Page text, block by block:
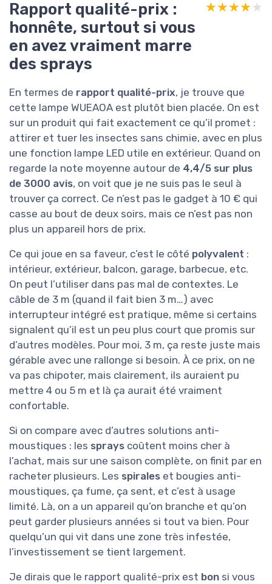
Rapport qualité-prix :
honnête, surtout si vous
en avez vraiment marre
des sprays
★★★★★
★★★★★
En termes de rapport qualité-prix, je trouve que
cette lampe WUEAOA est plutôt bien placée. On est
sur un produit qui fait exactement ce qu’il promet :
attirer et tuer les insectes sans chimie, avec en plus
une fonction lampe LED utile en extérieur. Quand on
regarde la note moyenne autour de 4,4/5 sur plus
de 3000 avis, on voit que je ne suis pas le seul à
trouver ça correct. Ce n’est pas le gadget à 10 € qui
casse au bout de deux soirs, mais ce n’est pas non
plus un appareil hors de prix.
Ce qui joue en sa faveur, c’est le côté polyvalent :
intérieur, extérieur, balcon, garage, barbecue, etc.
On peut l’utiliser dans pas mal de contextes. Le
câble de 3 m (quand il fait bien 3 m…) avec
interrupteur intégré est pratique, même si certains
signalent qu’il est un peu plus court que promis sur
d’autres modèles. Pour moi, 3 m, ça reste juste mais
gérable avec une rallonge si besoin. À ce prix, on ne
va pas chipoter, mais clairement, ils auraient pu
mettre 4 ou 5 m et là ça aurait été vraiment
confortable.
Si on compare avec d’autres solutions anti-
moustiques : les sprays coûtent moins cher à
l’achat, mais sur une saison complète, on finit par en
racheter plusieurs. Les spirales et bougies anti-
moustiques, ça fume, ça sent, et c’est à usage
limité. Là, on a un appareil qu’on branche et qu’on
peut garder plusieurs années si tout va bien. Pour
quelqu’un qui vit dans une zone très infestée,
l’investissement se tient largement.
Je dirais que le rapport qualité-prix est bon si vous